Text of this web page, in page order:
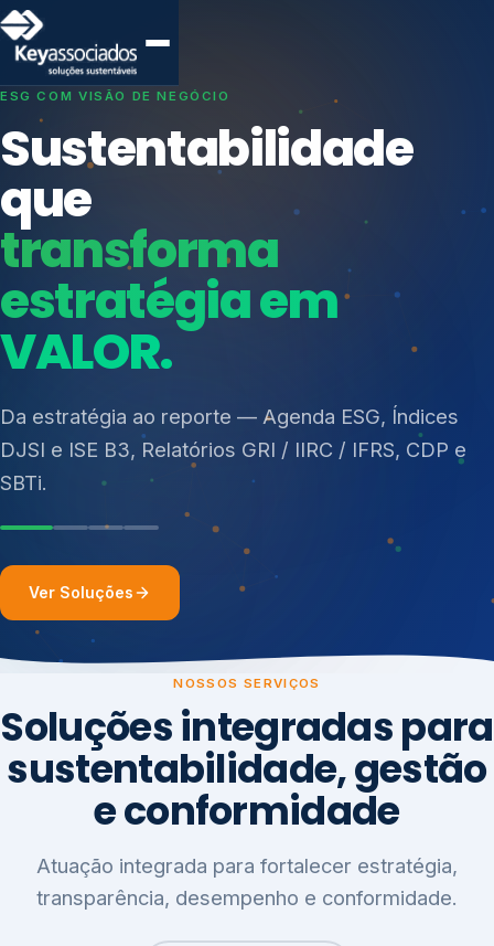
SISTEMAS DE GESTÃO OTIMIZADOS E INTEGRADOS
Conformidade que
protege seu
negócio.
Consultoria, auditoria e treinamentos em ISO 27001,
ISO 27701, ISO 42001, ISO 37001, ISO 9001, ISO
resíduos sólidos (PGRS/PMGRS).
Índices de Mercado
Mudanças Climáticas
Reputação e Cadeia
Reporte Regulatório
Ver Soluções
NOSSOS SERVIÇOS
Soluções integradas para
sustentabilidade, gestão
e conformidade
Atuação integrada para fortalecer estratégia,
transparência, desempenho e conformidade.